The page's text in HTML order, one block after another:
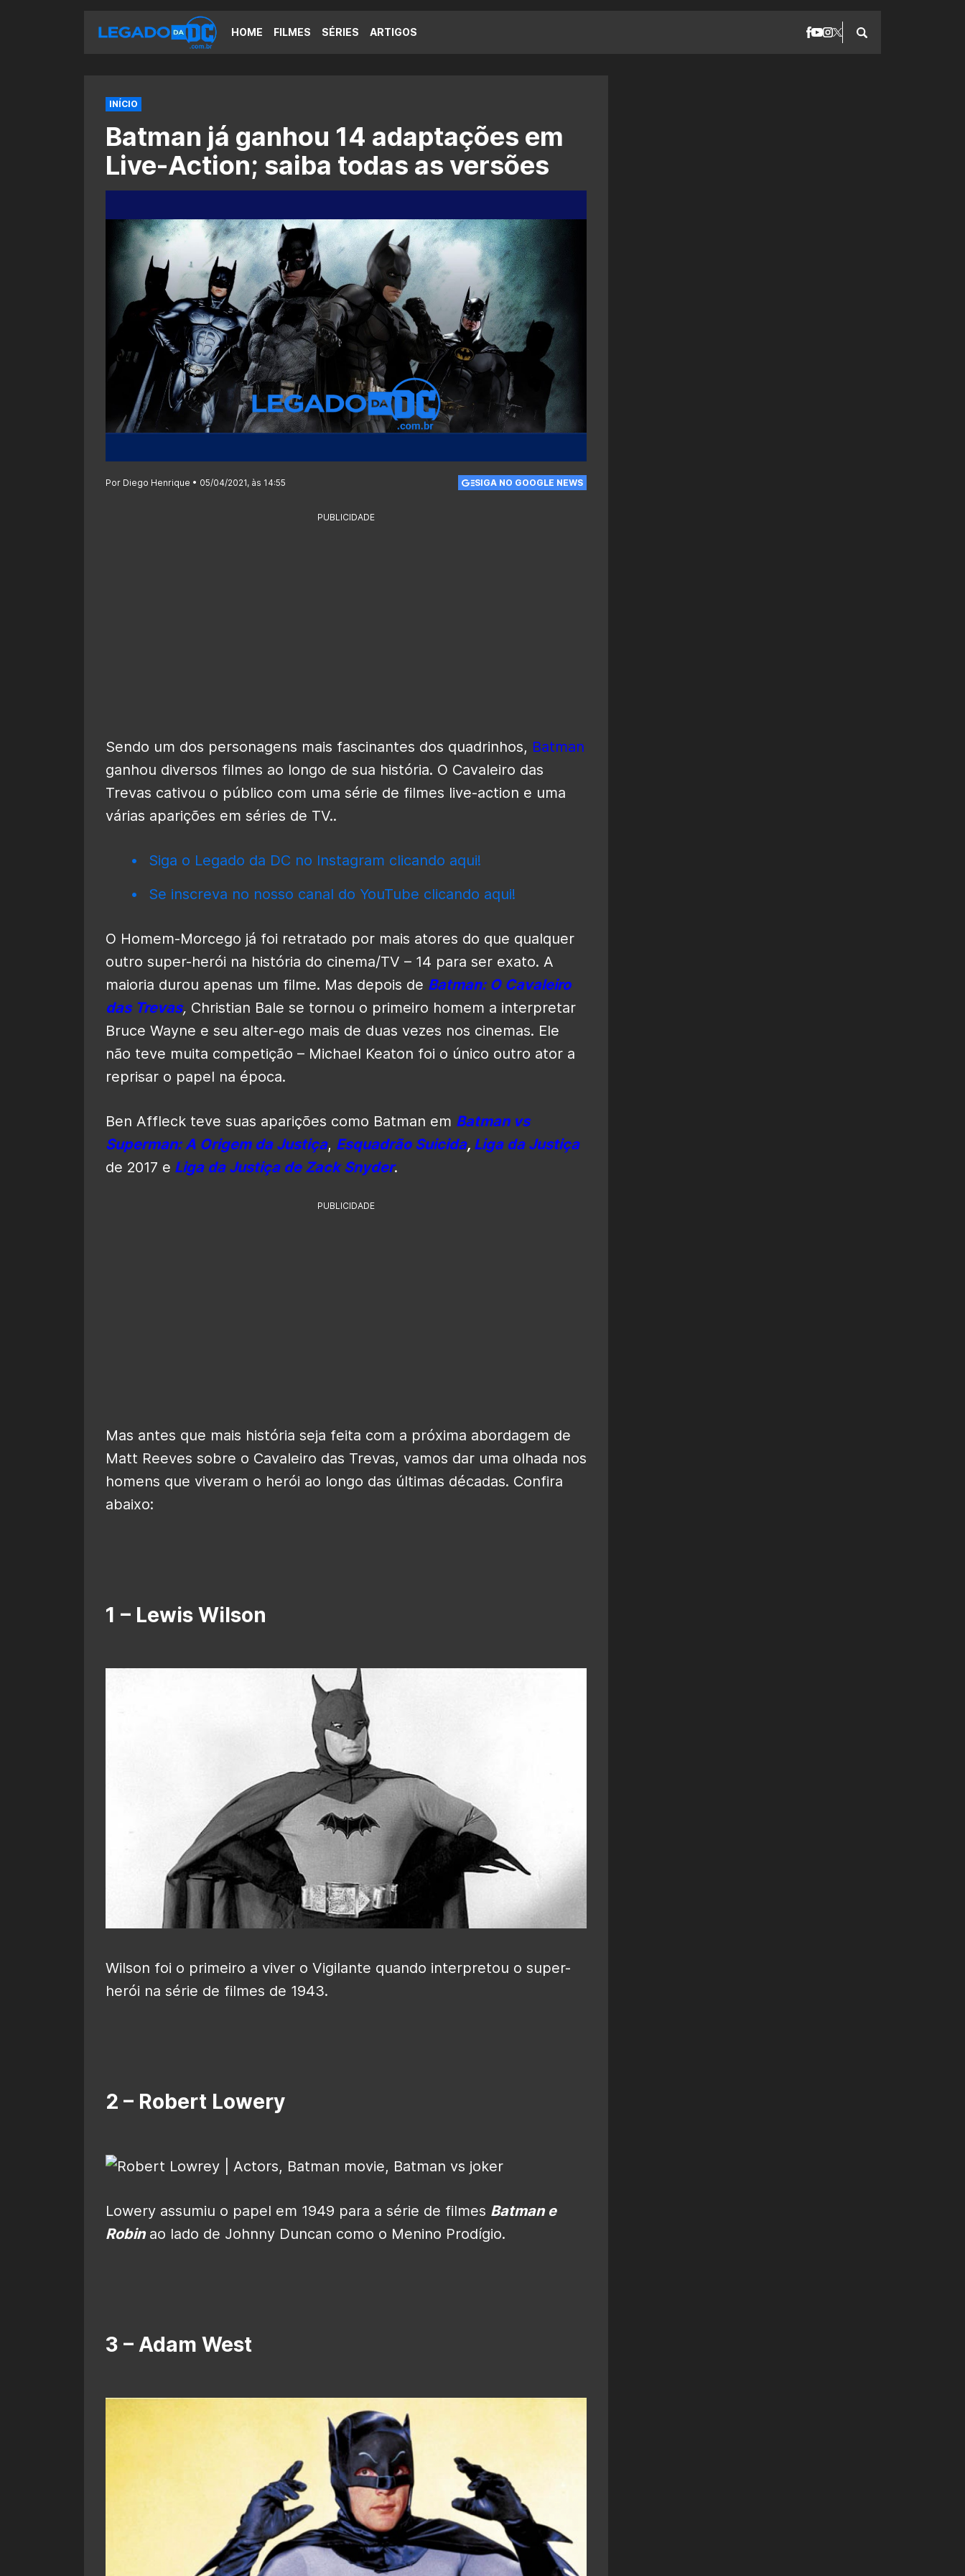
HOME FILMES SÉRIES ARTIGOS
INÍCIO
Batman já ganhou 14 adaptações em
Live-Action; saiba todas as versões
Por Diego Henrique • 05/04/2021, às 14:55 SIGA NO GOOGLE NEWS
PUBLICIDADE
Sendo um dos personagens mais fascinantes dos quadrinhos, Batman
ganhou diversos filmes ao longo de sua história. O Cavaleiro das
Trevas cativou o público com uma série de filmes live-action e uma
várias aparições em séries de TV..
Siga o Legado da DC no Instagram clicando aqui!
Se inscreva no nosso canal do YouTube clicando aqui!
O Homem-Morcego já foi retratado por mais atores do que qualquer
outro super-herói na história do cinema/TV – 14 para ser exato. A
maioria durou apenas um filme. Mas depois de Batman: O Cavaleiro
das Trevas, Christian Bale se tornou o primeiro homem a interpretar
Bruce Wayne e seu alter-ego mais de duas vezes nos cinemas. Ele
não teve muita competição – Michael Keaton foi o único outro ator a
reprisar o papel na época.
Ben Affleck teve suas aparições como Batman em Batman vs
Superman: A Origem da Justiça, Esquadrão Suicida, Liga da Justiça
de 2017 e Liga da Justiça de Zack Snyder.
PUBLICIDADE
Mas antes que mais história seja feita com a próxima abordagem de
Matt Reeves sobre o Cavaleiro das Trevas, vamos dar uma olhada nos
homens que viveram o herói ao longo das últimas décadas. Confira
abaixo:
1 – Lewis Wilson
Wilson foi o primeiro a viver o Vigilante quando interpretou o super-
herói na série de filmes de 1943.
2 – Robert Lowery
Lowery assumiu o papel em 1949 para a série de filmes Batman e
Robinao lado de Johnny Duncan como o Menino Prodígio.
3 – Adam West